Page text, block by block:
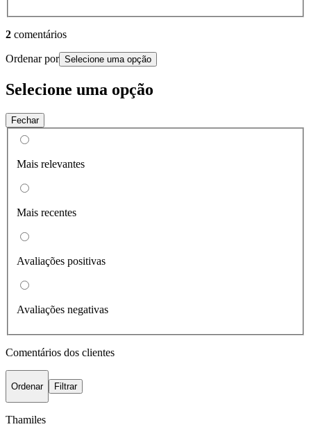
2 comentários
Ordenar por Selecione uma opção
Selecione uma opção
Fechar
Mais relevantes
Mais recentes
Avaliações positivas
Avaliações negativas
Comentários dos clientes
Ordenar Filtrar
Thamiles